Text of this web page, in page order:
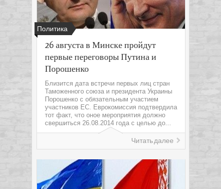
Политика
26 августа в Минске пройдут
первые переговоры Путина и
Порошенко
Близится дата встречи первых лиц стран
Таможенного союза и президента Украины
Порошенко с обязательным участием
участников ЕС. Еврокомиссия подтвердила
тот факт, что оное мероприятия должно
свершиться 26.08.2014 года с целью до...
Читать далее